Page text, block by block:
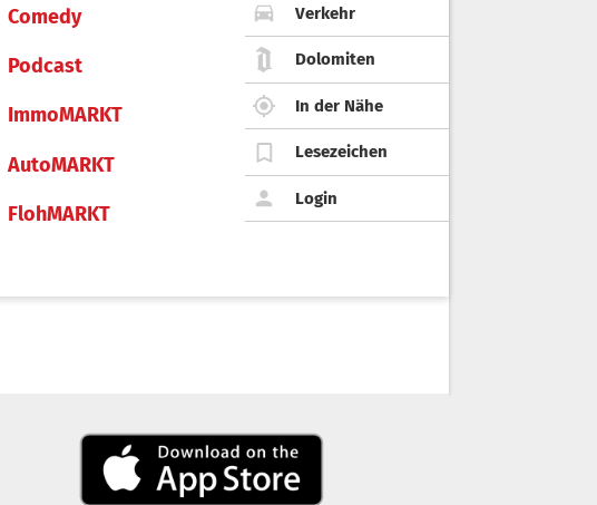
Comedy
Podcast
ImmoMARKT
AutoMARKT
FlohMARKT
Verkehr
Dolomiten
In der Nähe
Lesezeichen
Login